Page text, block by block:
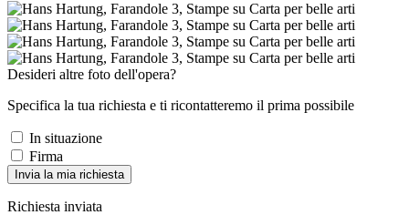
Desideri altre foto dell'opera?
Specifica la tua richiesta e ti ricontatteremo il prima possibile
In situazione
Firma
Invia la mia richiesta
Richiesta inviata